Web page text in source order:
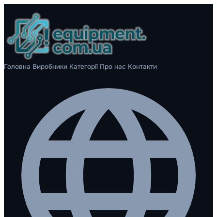
Головна Виробники Категорії Про нас Контакти